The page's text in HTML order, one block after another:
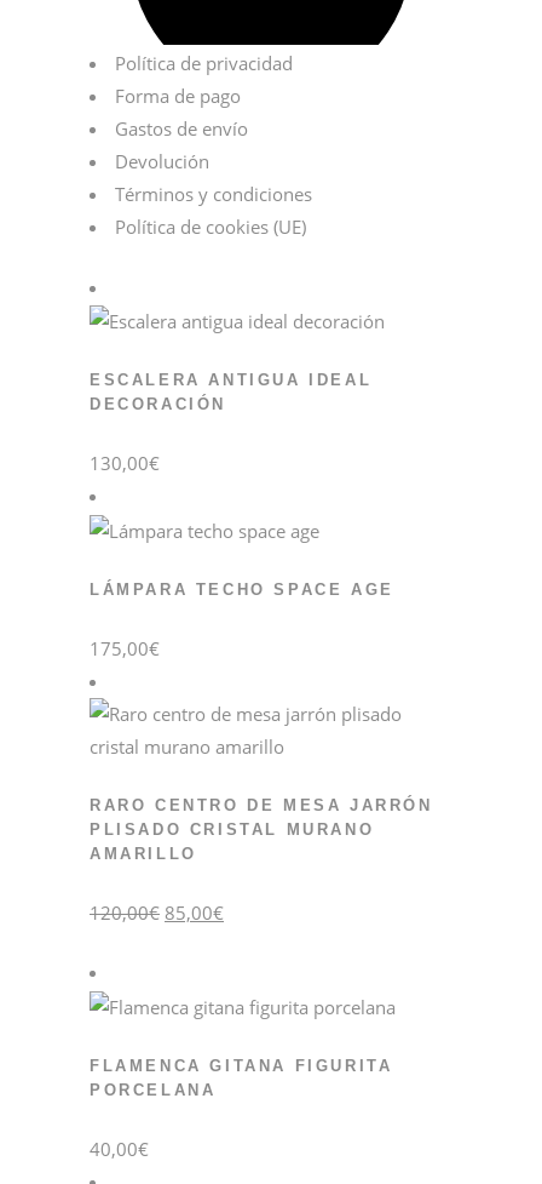
Política de privacidad
Forma de pago
Gastos de envío
Devolución
Términos y condiciones
Política de cookies (UE)
ESCALERA ANTIGUA IDEAL
DECORACIÓN
130,00€
LÁMPARA TECHO SPACE AGE
175,00€
RARO CENTRO DE MESA JARRÓN
PLISADO CRISTAL MURANO
AMARILLO
120,00€ El
precio
85,00€precio
FLAMENCA GITANA FIGURITA
PORCELANA
40,00€